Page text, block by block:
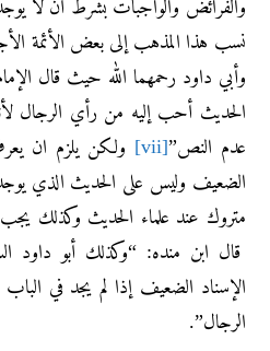
والفرائض والواجبات بشرط أن لا
نسب هذا المذهب إلى بعض الأئمة
وأبي داود رحمهما الله حيث قال
الحديث أحب إليه من رأي الرجال
عدم النص”[vii]
ولكن يلزم ان
الضعيف وليس على الحديث الذي
متروك عند علماء الحديث وكذلك
قال ابن منده: “وكذلك أبو داود
الإسناد الضعيف إذا لم يجد في
الرجال”.